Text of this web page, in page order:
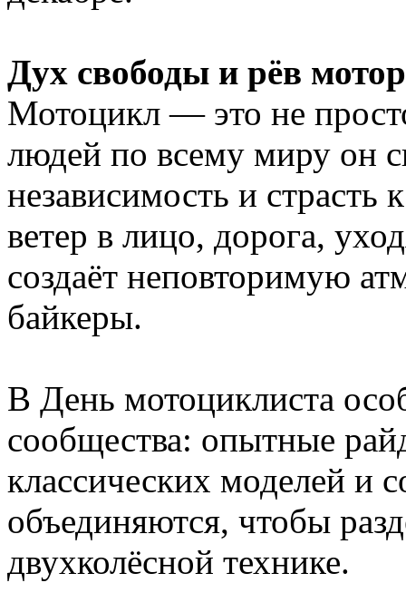
Дух свободы и рёв
Мотоцикл — это не
людей по всему миру он
независимость и
ветер в лицо, дорога,
создаёт неповторимую
байкеры.
В День мотоциклиста
сообщества: опытные
классических моделей и
объединяются, чтобы
двухколёсной технике.